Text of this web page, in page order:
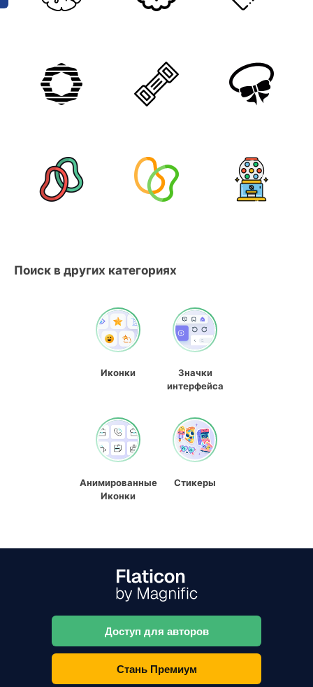
Поиск в других категориях
Иконки
Значки
интерфейса
Анимированные
Иконки
Стикеры
Доступ для авторов
Стань Премиум